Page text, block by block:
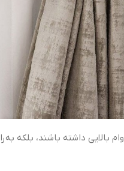
بالایی داشته باشند،